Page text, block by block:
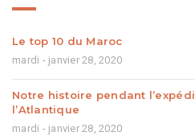
Le top 10 du Maroc
mardi - janvier 28, 2020
Notre histoire pendant
l’Atlantique
mardi - janvier 28, 2020